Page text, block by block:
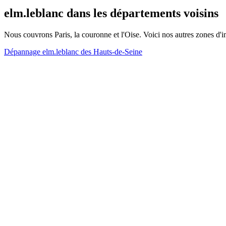
elm.leblanc dans les départements voisins
Nous couvrons Paris, la couronne et l'Oise. Voici nos autres zones
Dépannage elm.leblanc des Hauts-de-Seine